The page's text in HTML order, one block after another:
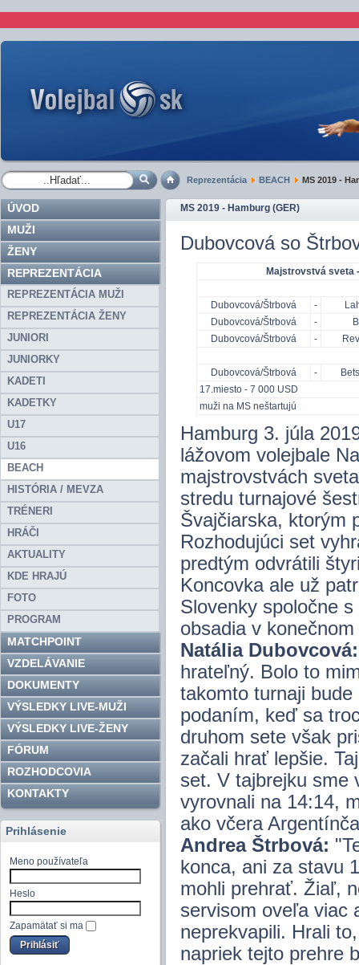
Reprezentácia BEACH MS 2019 -
ÚVOD
MUŽI
ŽENY
REPREZENTÁCIA
REPREZENTÁCIA MUŽI
REPREZENTÁCIA ŽENY
JUNIORI
JUNIORKY
KADETI
KADETKY
U17
U16
BEACH
HISTÓRIA / MEVZA
TRÉNERI
HRÁČI
AKTUALITY
KDE HRAJÚ
FOTO
PROGRAM
MATCHPOINT
VZDELÁVANIE
DOKUMENTY
VÝSLEDKY LIVE-MUŽI
VÝSLEDKY LIVE-ŽENY
FÓRUM
ROZHODCOVIA
KONTAKTY
Prihlásenie
Meno používateľa
Heslo
Zapamätať si ma
MS 2019 - Hamburg (GER)
Dubovcová so
Majstrovstvá sveta
Dubovcová/Štrbová -
Dubovcová/Štrbová
-
Dubovcová/Štrbová
-
Dubovcová/Štrbová -
17.miesto - 7 000 USD
muži na MS neštartujú
Hamburg 3. júla
lážovom volejbale
majstrovstvách
stredu turnajové
Švajčiarska, ktorým
Rozhodujúci set
predtým odvrátili
Koncovka ale už
Slovenky spoločne
obsadia v
Natália Dubovcová:
hrateľný. Bolo to
takomto turnaji
podaním, keď sa
druhom sete však
začali hrať lepšie.
set. V tajbrejku sme
vyrovnali na 14:14,
ako včera
Andrea Štrbová:
konca, ani za stavu
mohli prehrať. Žiaľ,
servisom oveľa viac
neprekvapili. Hrali
napriek tejto prehre